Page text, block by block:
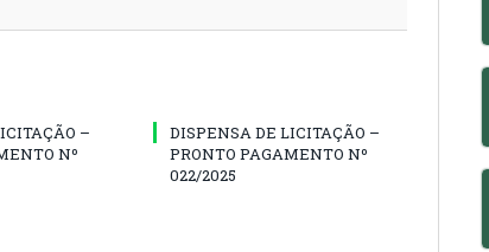
–
Nº
DISPENSA DE LICITAÇÃO –
PRONTO PAGAMENTO Nº
022/2025